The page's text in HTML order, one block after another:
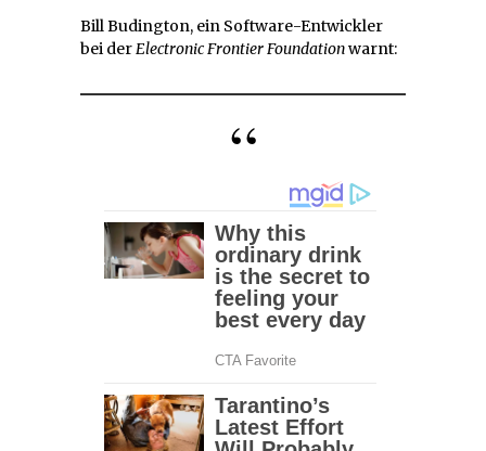
Bill Budington, ein Software-Entwickler
bei derElectronic Frontier Foundationwarnt: